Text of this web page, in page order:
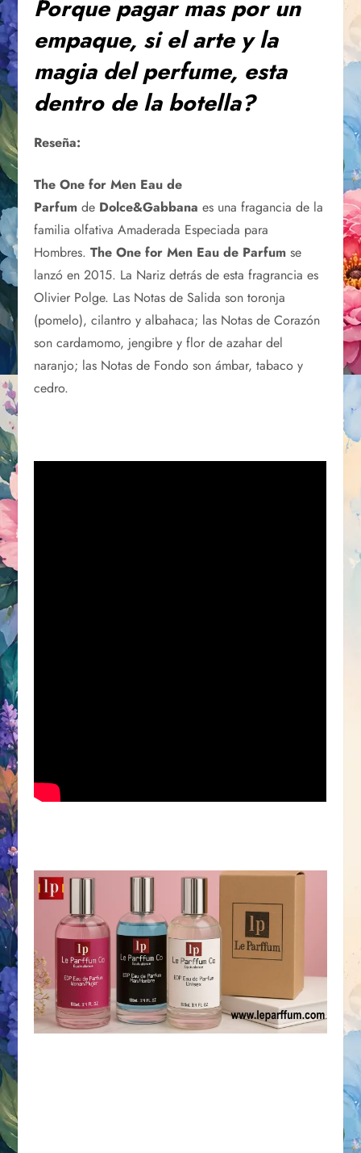
Porque pagar mas por un
empaque, si el arte y la
magia del perfume, esta
dentro de la botella?
Reseña:
The One for Men Eau de
Parfum de Dolce&Gabbana es una fragancia de la
familia olfativa Amaderada Especiada para
Hombres.The One for Men Eau de Parfum se
lanzó en 2015. La Nariz detrás de esta fragrancia es
Olivier Polge. Las Notas de Salida son toronja
(pomelo), cilantro y albahaca; las Notas de Corazón
son cardamomo, jengibre y flor de azahar del
naranjo; las Notas de Fondo son ámbar, tabaco y
cedro.